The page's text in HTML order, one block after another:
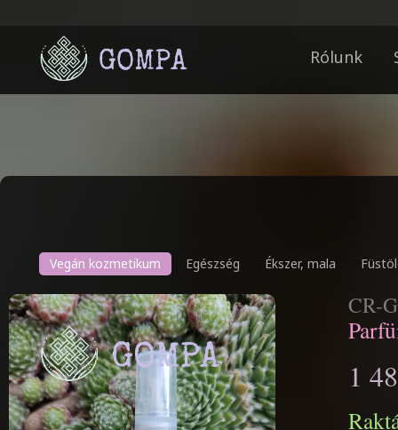
Rólunk
Vegán kozmetikum Egészség Ékszer, mala
CR-
1